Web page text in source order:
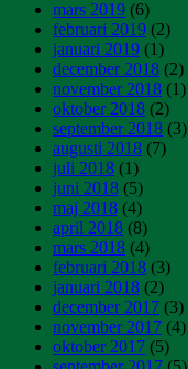
mars 2019 (6)
februari 2019 (2)
januari 2019 (1)
december 2018 (2)
november 2018 (1)
oktober 2018 (2)
september 2018 (3)
augusti 2018 (7)
juli 2018 (1)
juni 2018 (5)
maj 2018 (4)
april 2018 (8)
mars 2018 (4)
februari 2018 (3)
januari 2018 (2)
december 2017 (3)
november 2017 (4)
oktober 2017 (5)